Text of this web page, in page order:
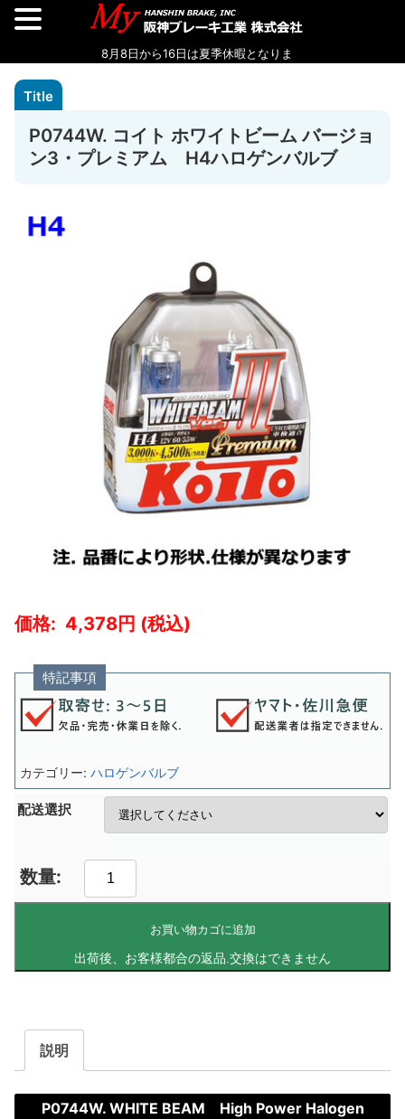
P0744W. コイト ホワイトビーム バージョ
ン3・プレミアム H4ハロゲンバルブ
4,378
特記事項
配送選択
お買い物カゴに追加
カテゴリー: ハロゲンバルブ
説明
P0744W. WHITE BEAM High Power Halogen